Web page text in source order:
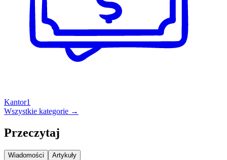
Kantor1
Wszystkie kategorie →
Przeczytaj
Wiadomości Artykuły